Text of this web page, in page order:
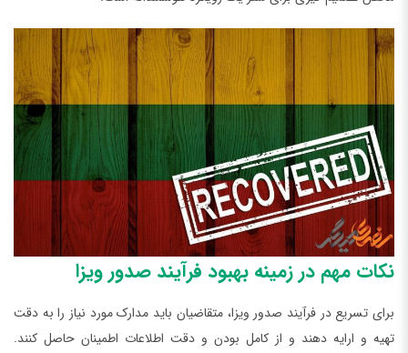
نکات مهم در زمینه بهبود فرآیند صدور ویزا
برای تسریع در فرآیند صدور ویزا، متقاضیان باید مدارک مورد نیاز را به دقت
تهیه و ارایه دهند و از کامل بودن و دقت اطلاعات اطمینان حاصل کنند.